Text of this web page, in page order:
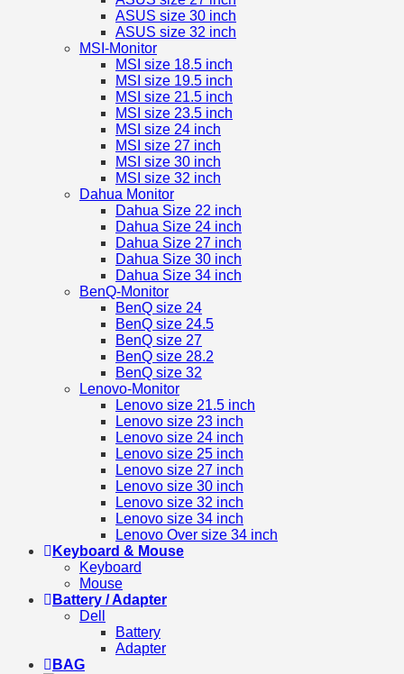
ASUS size 30 inch
ASUS size 32 inch
MSI-Monitor
MSI size 18.5 inch
MSI size 19.5 inch
MSI size 21.5 inch
MSI size 23.5 inch
MSI size 24 inch
MSI size 27 inch
MSI size 30 inch
MSI size 32 inch
Dahua Monitor
Dahua Size 22 inch
Dahua Size 24 inch
Dahua Size 27 inch
Dahua Size 30 inch
Dahua Size 34 inch
BenQ-Monitor
BenQ size 24
BenQ size 24.5
BenQ size 27
BenQ size 28.2
BenQ size 32
Lenovo-Monitor
Lenovo size 21.5 inch
Lenovo size 23 inch
Lenovo size 24 inch
Lenovo size 25 inch
Lenovo size 27 inch
Lenovo size 30 inch
Lenovo size 32 inch
Lenovo size 34 inch
Lenovo Over size 34 inch
Keyboard & Mouse
Keyboard
Mouse
Battery / Adapter
Dell
Battery
Adapter
BAG